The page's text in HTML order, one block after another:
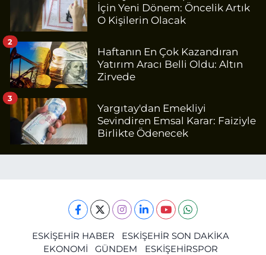
İçin Yeni Dönem: Öncelik Artık
O Kişilerin Olacak
Haftanın En Çok Kazandıran
Yatırım Aracı Belli Oldu: Altın
Zirvede
2
Yargıtay'dan Emekliyi
Sevindiren Emsal Karar: Faiziyle
Birlikte Ödenecek
3
ESKİŞEHİR HABER
ESKİŞEHİR SON DAKİKA
EKONOMİ
GÜNDEM
ESKİŞEHİRSPOR